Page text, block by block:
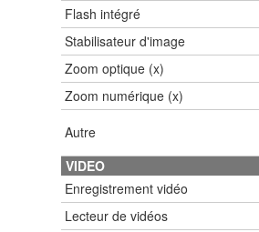
Flash intégré
Stabilisateur d'image
Zoom optique (x)
Zoom numérique (x)
Autre
VIDEO
Enregistrement vidéo
Lecteur de vidéos